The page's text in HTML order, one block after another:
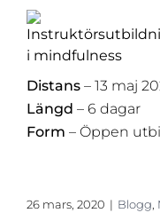
Distans– 13 maj
Längd – 6 dagar
Form – Öppen
26 mars, 2020 | Blogg,